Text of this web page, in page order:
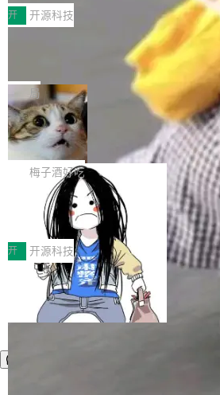
持续开源更多基于UCL-Engine的高性能
件。 腾讯网平团队在UCL-MPComm中
个独立于业务线程的全局通信引擎（
经开始引入 AI Coding 工具，通过调用公
型或企业内部部署模型提升研发效率。但
Coding 从个人辅助工具逐步走向团队级
级应用，企业在规模化落地过程中，对安
可控性和代码质量提出了更高要求。 首
安全与合规要求。对于大多数普通研发场
有云模型能够满足快速试用和效率提升的
但对于金融、能源、医疗等对数据安全要
智能应用典型案例名单》，集中展示人工
各领域的应用成果，覆盖技术底座、行业
产品应用、支撑保障、专题等五大方向。
AI算力网关（AI创新平台）成功入选！
各业的Agent走向规模化建设，算力构成
渐丰富，用户关注的重点也在发生变化：
让AI用起来，还要进一步看清混合算力时
Token花在哪里、算力是否被充分利用，
续增长的AI成本该如何优化。 深信服AI
正是围绕这些实际问题，从Token治理和
理两个方面，让用户的每一份算力都看得
得住、用得稳、省得下、更安全！ 一、
始，Token使用一目...
开 开源科技
Jeff Dean 离开 Google：一个时代的
束，一个实验室的开始
Google 员工编号 20。MapReduce 作者
Bigtable 作者之一。TensorFlow 的作者
Gemini 的架构师。Google 首席科学家
ean 在 Google 工作了 27 年后，宣布离
不是一个人走。一同离开的还有 Sanjay
wat（Google 员工编号 23，Jeff Dean
年的编程搭档，MapReduce 和 Bigtable
作者）、Quoc Le（Google 大脑核心成
q2Seq 和 DocAI 的共同发明人）以及
yals（Gemini 联合负责人，AlphaSta...
局
🔥 SolonCode v2026.8.4 发布：界面
字体可调、22 种语言、记忆搜索增强
打开终端就能上岗的全中文编码智能体，
把「看得清、用母语、记得住」三件事一
齐。 SolonCode 是什么 SolonCode 是
耳科技研发的企业级终端编码智能体——
中文驱动的数字员工，自主理解需求、规
骤、编写代码。不挑模型、不挑平台，
装完即用。 开源地址：Gitee · GitCode
b 安装 支持 Java 8+（8~26）、macOS
x / Windows / Harmony PC。 #
x / Harmony PC curl -fsSL https://
梅子酒好吃
让“代码语义理解”深度释放AI Coding
价值潜能：华为云码道（CodeArts）
代码仓技术解析
一、代码仓深度理解技术的作用与价值
程实践中，代码仓是企业核心知识资产的
体。企业级代码仓库通常包含数十万乃至
个文件，其规模远超单次模型调用可承载
文窗口。随着项目规模的持续扩张与代码
不断累积，代码仓中的模块关系、接口契
务逻辑等关键信息往往分散于数十乃至数
件之中，形成高度复杂的知识关联网络。
开 开源科技